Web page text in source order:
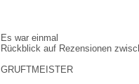
Es war einmal
Rückblick auf Rezensionen
GRUFTMEISTER